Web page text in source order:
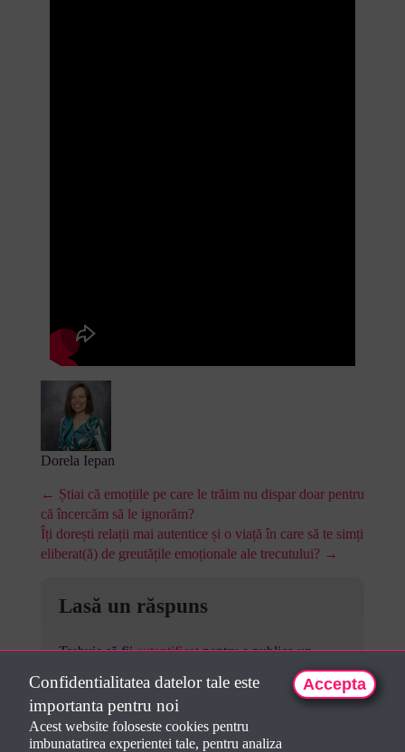
Dorela Iepan
← Știai că emoțiile pe care le trăim nu dispar doar pentru
că încercăm să le ignorăm?
Îți dorești relații mai autentice și o viață în care să te simți
eliberat(ă) de greutățile emoționale ale trecutului? →
Lasă un răspuns
Trebuie să fiiautentificatpentru a publica un
Confidentialitatea datelor tale este
importanta pentru noi
Acest website foloseste cookies pentru
imbunatatirea experientei tale, pentru analiza
Accepta